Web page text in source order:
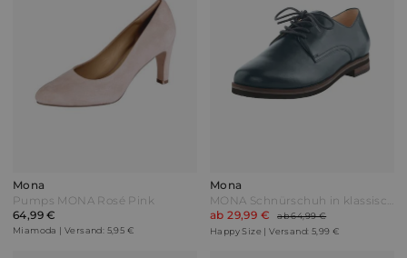
Mona
Pumps MONA Rosé Pink
64,99 €
Miamoda | Versand: 5,95 €
Mona
MONA Schnürschuh in klassischer Optik Dunkelblau
ab 29,99 €
ab 64,99 €
Happy Size | Versand: 5,99 €